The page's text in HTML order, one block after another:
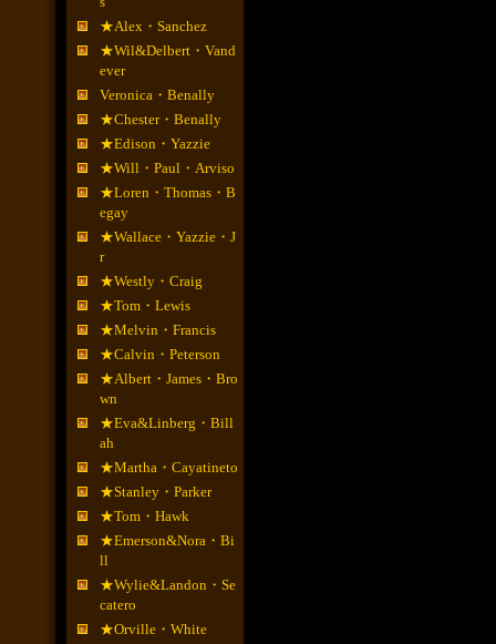
★Alex・Sanchez
★Wil&Delbert・Vand
ever
Veronica・Benally
★Chester・Benally
★Edison・Yazzie
★Will・Paul・Arviso
★Loren・Thomas・B
egay
★Wallace・Yazzie・J
r
★Westly・Craig
★Tom・Lewis
★Melvin・Francis
★Calvin・Peterson
★Albert・James・Bro
wn
★Eva&Linberg・Bill
ah
★Martha・Cayatineto
★Stanley・Parker
★Tom・Hawk
★Emerson&Nora・Bi
ll
★Wylie&Landon・Se
catero
★Orville・White